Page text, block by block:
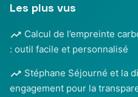
Les plus vus
Calcul de l’empreinte
: outil facile et personnalisé
Stéphane Séjourné et la
engagement pour la